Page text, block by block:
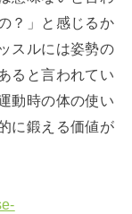
？」と感じるか
スルには姿勢の
ると言われてい
動時の体の使い
に鍛える価値が